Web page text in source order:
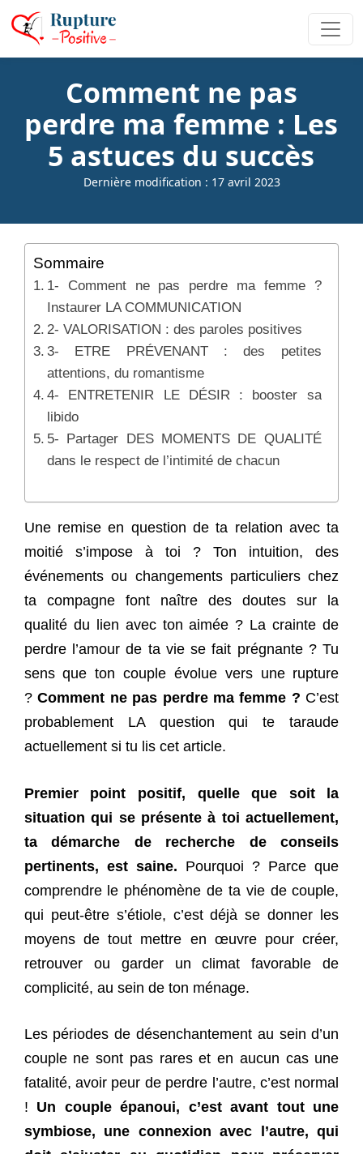
Comment ne pas
perdre ma femme : Les
5 astuces du succès
Dernière modification : 17 avril 2023
Sommaire
1- Comment ne pas perdre ma femme ?
Instaurer LA COMMUNICATION
2- VALORISATION : des paroles positives
3- ETRE PRÉVENANT : des petites
attentions, du romantisme
4- ENTRETENIR LE DÉSIR : booster sa
libido
5- Partager DES MOMENTS DE QUALITÉ
dans le respect de l’intimité de chacun
Une remise en question de ta relation avec ta
moitié s’impose à toi ? Ton intuition, des
événements ou changements particuliers chez
ta compagne font naître des doutes sur la
qualité du lien avec ton aimée ? La crainte de
perdre l’amour de ta vie se fait prégnante ? Tu
sens que ton couple évolue vers une rupture
?Comment ne pas perdre ma femme ? C’est
probablement LA question qui te taraude
actuellement si tu lis cet article.
Premier point positif, quelle que soit la
situation qui se présente à toi actuellement,
ta démarche de recherche de conseils
pertinents, est saine. Pourquoi ? Parce que
comprendre le phénomène de ta vie de couple,
qui peut-être s’étiole, c’est déjà se donner les
moyens de tout mettre en œuvre pour créer,
retrouver ou garder un climat favorable de
complicité, au sein de ton ménage.
Les périodes de désenchantement au sein d’un
couple ne sont pas rares et en aucun cas une
fatalité, avoir peur de perdre l’autre, c’est normal
! Un couple épanoui, c’est avant tout une
symbiose, une connexion avec l’autre, qui